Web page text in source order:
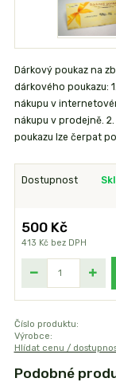
Dárkový poukaz na
dárkového poukazu:
nákupu v
nákupu v prodejně.
poukazu lze čerpat
Dostupnost
500 Kč
413 Kč bez DPH
Číslo produktu:
Výrobce:
Hlídat cenu /
Podobné